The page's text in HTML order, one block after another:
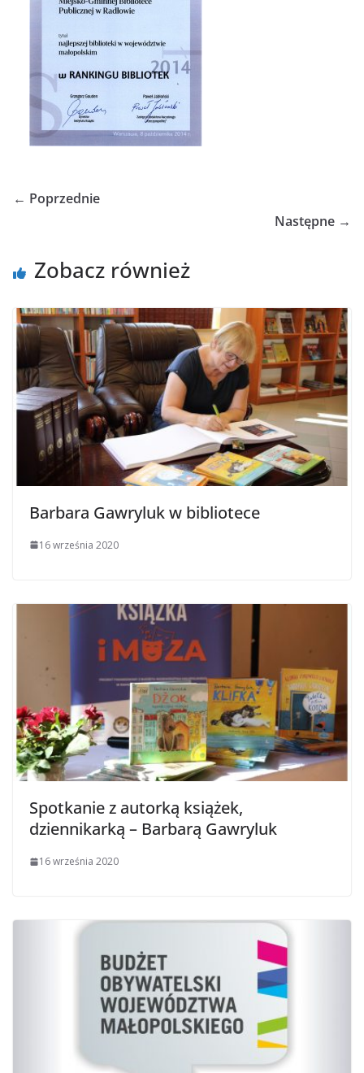
← Poprzednie
Następne →
Zobacz również
Barbara Gawryluk w bibliotece
16 września 2020
Spotkanie z autorką książek,
dziennikarką – Barbarą Gawryluk
16 września 2020